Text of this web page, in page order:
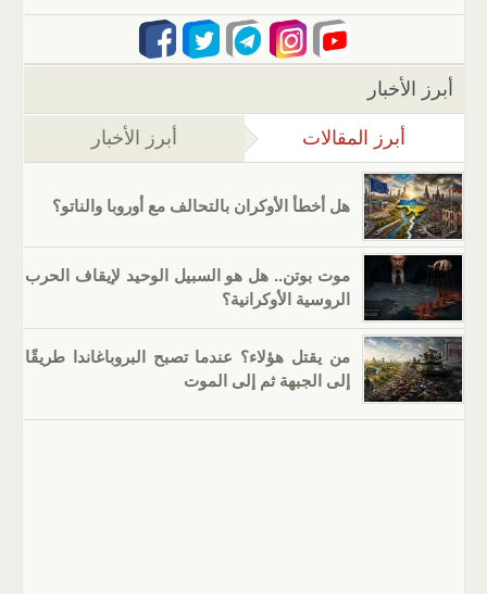
أبرز الأخبار
أبرز المقالات (علامة التبويب النشطة)
أبرز الأخبار
هل أخطأ الأوكران بالتحالف مع أوروبا والناتو؟
موت بوتن.. هل هو السبيل الوحيد لإيقاف الحرب
الروسية الأوكرانية؟
من يقتل هؤلاء؟ عندما تصبح البروباغاندا طريقًا
إلى الجبهة ثم إلى الموت